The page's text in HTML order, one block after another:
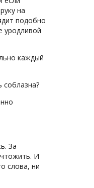
на
подобно
уродливой
каждый
соблазна?
За
И
слова, ни